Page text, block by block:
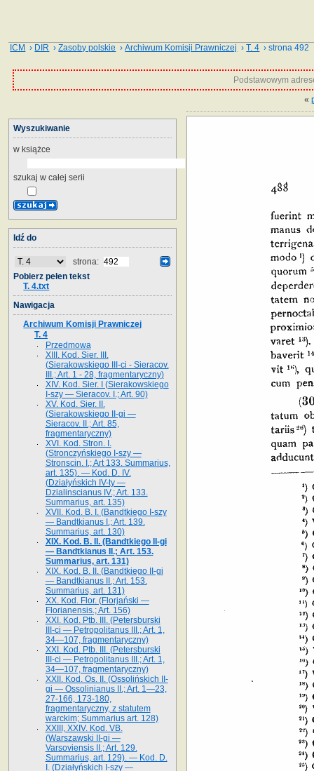
ICM › DIR ›Zasoby polskie ›Archiwum Komisji Prawniczej ›T. 4 › strona 492
Podstawowym
«
Wyszukiwanie
w książce
szukaj w całej serii
Idź do
strona:
Pobierz pełen tekst
T. 4.txt
Nawigacja
Archiwum Komisji Prawniczej
T. 4
Przedmowa
XIII. Kod. Sier. III.
(Sierakowskiego III-ci - Sieracov.
III.; Art. 1 - 28, fragmentaryczny)
XIV. Kod. Sier. I (Sierakowskiego
I-szy — Sieracov. I.; Art. 90)
XV. Kod. Sier. II.
(Sierakowskiego II-gi —
Sieracov. II.; Art. 85,
fragmentaryczny)
XVI. Kod. Stron. I.
(Stronczyńskiego I-szy —
Stronscin. I.; Art 133. Summarius,
art. 135). — Kod. D. IV.
(Działyńskich IV-ty —
Dzialinscianus IV.; Art. 133.
Summarius, art. 135)
XVII. Kod. B. I. (Bandtkiego I-szy
— Bandtkianus I.; Art. 139.
Summarius, art. 130)
XIX. Kod. B. II. (Bandtkiego II-gi
— Bandtkianus II.; Art. 153.
Summarius, art. 131)
XIX. Kod. B. II. (Bandtkiego II-gi
— Bandtkianus II.; Art. 153.
Summarius, art. 131)
XX. Kod. Flor. (Florjański —
Florianensis.; Art. 156)
XXI. Kod. Ptb. III. (Petersburski
III-ci — Petropolitanus III.; Art. 1,
34—107, fragmentaryczny)
XXI. Kod. Ptb. III. (Petersburski
III-ci — Petropolitanus III.; Art. 1,
34—107, fragmentaryczny)
XXII. Kod. Os. II. (Ossolińskich II-
gi — Ossolinianus II.; Art. 1—23,
27-166, 173-180,
fragmentaryczny, z statutem
warckim; Summarius art. 128)
XXIII, XXIV. Kod. VB.
(Warszawski II-gi —
Varsoviensis II.; Art. 129.
Summarius, art. 129). — Kod. D.
I. (Działyńskich I-szy —